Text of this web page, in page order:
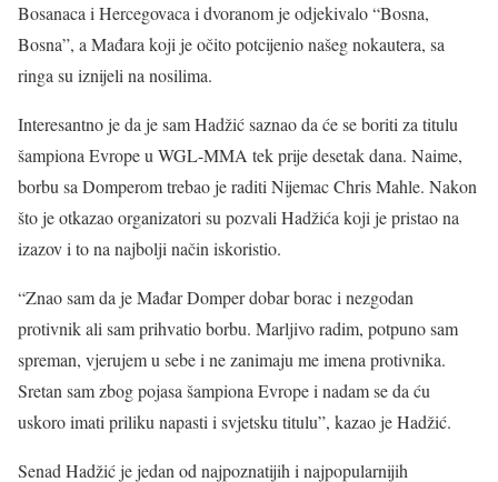
Bosanaca i Hercegovaca i dvoranom je odjekivalo “Bosna,
Bosna”, a Mađara koji je očito potcijenio našeg nokautera, sa
ringa su iznijeli na nosilima.
Interesantno je da je sam Hadžić saznao da će se boriti za titulu
šampiona Evrope u WGL-MMA tek prije desetak dana. Naime,
borbu sa Domperom trebao je raditi Nijemac Chris Mahle. Nakon
što je otkazao organizatori su pozvali Hadžića koji je pristao na
izazov i to na najbolji način iskoristio.
“Znao sam da je Mađar Domper dobar borac i nezgodan
protivnik ali sam prihvatio borbu. Marljivo radim, potpuno sam
spreman, vjerujem u sebe i ne zanimaju me imena protivnika.
Sretan sam zbog pojasa šampiona Evrope i nadam se da ću
uskoro imati priliku napasti i svjetsku titulu”, kazao je Hadžić.
Senad Hadžić je jedan od najpoznatijih i najpopularnijih